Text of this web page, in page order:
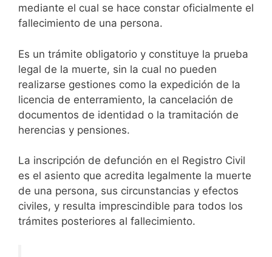
mediante el cual se hace constar oficialmente el
fallecimiento de una persona.
Es un trámite obligatorio y constituye la prueba
legal de la muerte, sin la cual no pueden
realizarse gestiones como la expedición de la
licencia de enterramiento, la cancelación de
documentos de identidad o la tramitación de
herencias y pensiones.
La inscripción de defunción en el Registro Civil
es el asiento que acredita legalmente la muerte
de una persona, sus circunstancias y efectos
civiles, y resulta imprescindible para todos los
trámites posteriores al fallecimiento.